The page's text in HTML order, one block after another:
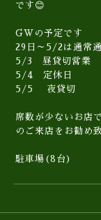
です😊
GWの予定です
29日～5/2は通常通
5/3 昼貸切営業
5/4 定休日
5/5 夜貸切
席数が少ないお店
のご来店をお勧め
駐車場(8台)